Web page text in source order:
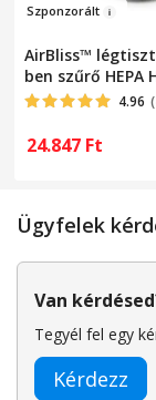
Szponzorált
AirBliss™
ben szűrő HEPA
szén, előszűrő,
hangulatvilágítás,
kikapcsolás,
csendes, fehér
4.96
24.847 Ft
Ügyfelek
Van
Tegyél fel egy
Kérdezz